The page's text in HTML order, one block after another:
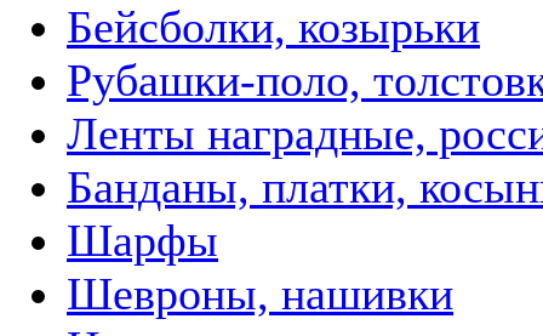
Бейсболки, козырьки
Рубашки-поло,
Ленты наградные,
Банданы, платки,
Шарфы
Шевроны, нашивки